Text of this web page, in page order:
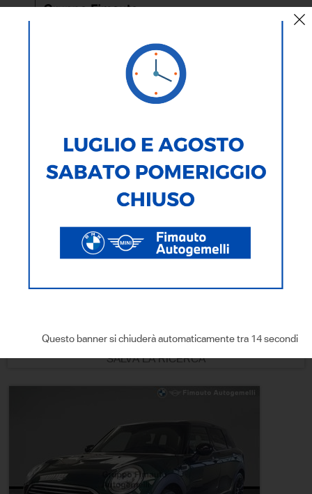
Questo banner si chiuderà automaticamente tra 13 secondi
AUTO
MOTO
TIPOLOGIA MARCA
ALIMENTAZIONE
CARROZZERIA
Ricerca testuale
Ricerca avanzata
SALVA LA RICERCA